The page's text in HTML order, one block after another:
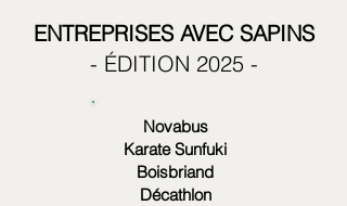
ENTREPRISES AVEC SAPINS
- ÉDITION 2025 -
Novabus
Karate Sunfuki
Boisbriand
Décathlon